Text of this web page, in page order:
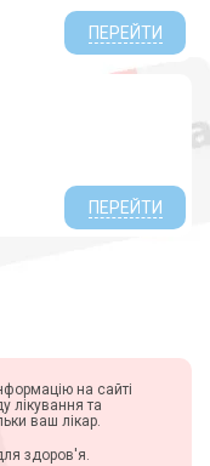
ПЕРЕЙТИ
ПЕРЕЙТИ
на сайті
лікування та
ваш лікар.
здоров'я.